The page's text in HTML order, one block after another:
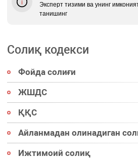
Эксперт тизими ва унинг
танишинг
Солиқ кодекси
Фойда солиғи
ЖШДС
ҚҚС
Айланмадан олинадиган
Ижтимоий солиқ